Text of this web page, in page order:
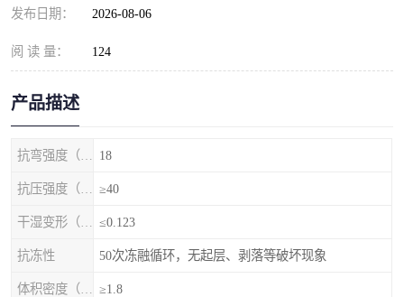
发布日期： 2026-08-06
阅 读 量： 124
产品描述
18
≥40
≤0.123
抗冻性 50次冻融循环，无起层、剥落等破坏现象
≥1.8